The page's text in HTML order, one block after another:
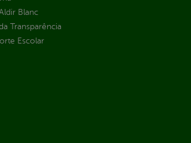
Blanc
Transparência
Escolar